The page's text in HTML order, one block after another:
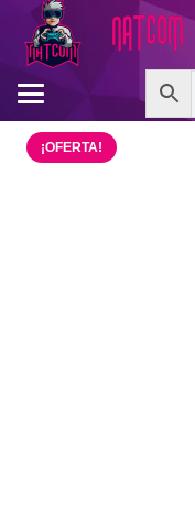
¡OFERTA!